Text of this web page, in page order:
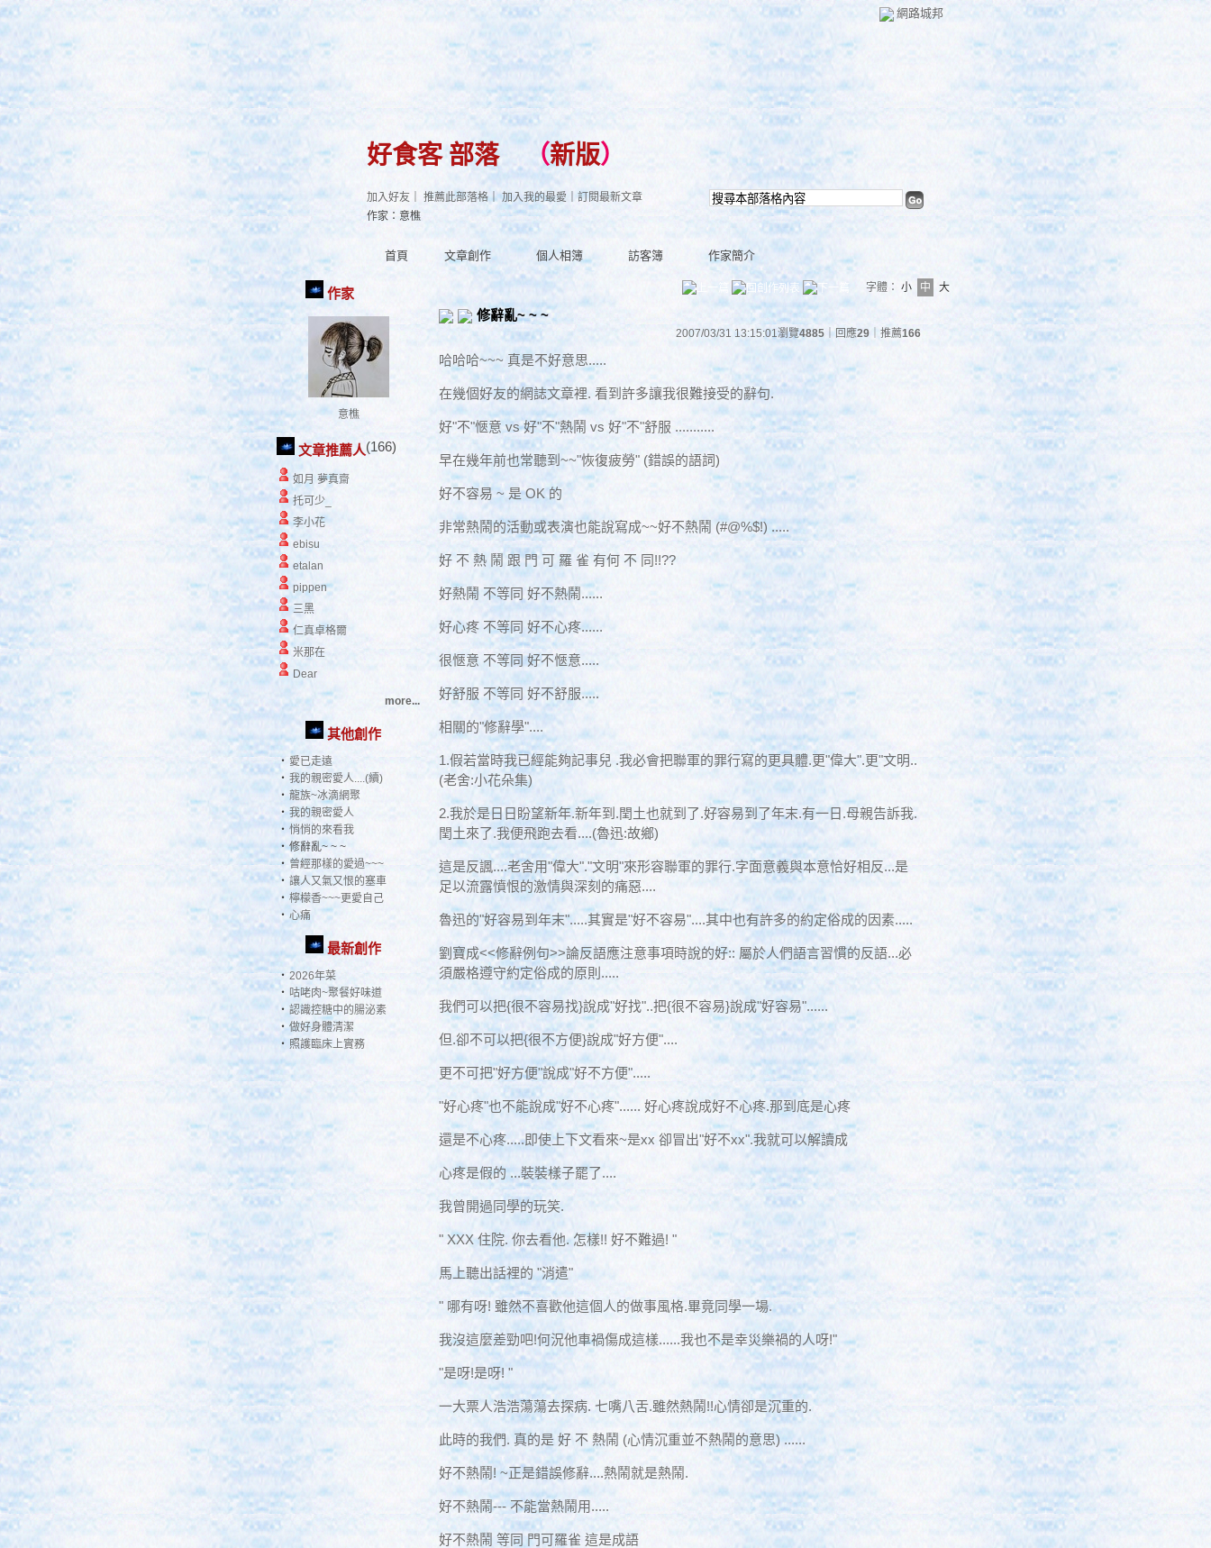
網路城邦
好食客 部落（新版）
首頁 文章創作 個人相簿 訪客簿 作家簡介
加入好友 推薦此部落格｜加入我的最愛 ｜訂閱最新文章
作家：意樵
作家
意樵
文章推薦人(166)
如月 夢真齋
托可少_
李小花
ebisu
etalan
pippen
三黑
仁真卓格爾
米那在
Dear
more...
其他創作
‧ 愛已走遠
‧ 我的親密愛人....(續)
‧ 龍族~冰滴網聚
‧我的親密愛人
‧ 悄悄的來看我
‧修辭亂~ ~ ~
‧ 曾經那樣的愛過~~~
‧ 讓人又氣又恨的塞車
‧ 檸檬香~~~更愛自己
‧ 心痛
最新創作
‧ 2026年菜
‧ 咕咾肉~聚餐好味道
‧ 認識控糖中的腸泌素
‧做好身體清潔
‧ 照護臨床上實務
字體： 小 中 大
修辭亂~ ~ ~
2007/03/31 13:15:01瀏覽4885 ｜回應29 ｜推薦166
哈哈哈~~~ 真是不好意思.....
在幾個好友的網誌文章裡. 看到許多讓我很難接受的辭句.
好"不"愜意 vs 好"不"熱鬧 vs 好"不"舒服 ...........
早在幾年前也常聽到~~"恢復疲勞" (錯誤的語詞)
好不容易 ~ 是 OK 的
非常熱鬧的活動或表演也能說寫成~~好不熱鬧 (#@%$!) .....
好 不 熱 鬧 跟 門 可 羅 雀 有何 不 同!!??
好熱鬧 不等同 好不熱鬧......
好心疼 不等同 好不心疼......
很愜意 不等同 好不愜意.....
好舒服 不等同 好不舒服.....
相關的"修辭學"....
1.假若當時我已經能夠記事兒 .我必會把聯軍的罪行寫的更具體.更"偉大".更"文明..
(老舍:小花朵集)
2.我於是日日盼望新年.新年到.閏土也就到了.好容易到了年末.有一日.母親告訴我.
閏土來了.我便飛跑去看....(魯迅:故鄉)
這是反諷....老舍用"偉大"."文明"來形容聯軍的罪行.字面意義與本意恰好相反...是
足以流露憤恨的激情與深刻的痛惡....
魯迅的"好容易到年末".....其實是"好不容易"....其中也有許多的約定俗成的因素.....
劉寶成<<修辭例句>>論反語應注意事項時說的好:: 屬於人們語言習慣的反語...必
須嚴格遵守約定俗成的原則.....
我們可以把{很不容易找}說成"好找"..把{很不容易}說成"好容易"......
但.卻不可以把{很不方便}說成"好方便"....
更不可把"好方便"說成"好不方便".....
"好心疼"也不能說成"好不心疼"...... 好心疼說成好不心疼.那到底是心疼
還是不心疼.....即使上下文看來~是xx 卻冒出"好不xx".我就可以解讀成
心疼是假的 ...裝裝樣子罷了....
我曾開過同學的玩笑.
" XXX 住院. 你去看他. 怎樣!! 好不難過! "
馬上聽出話裡的 "消遣"
" 哪有呀! 雖然不喜歡他這個人的做事風格.畢竟同學一場.
我沒這麼差勁吧!何況他車禍傷成這樣......我也不是幸災樂禍的人呀!"
"是呀!是呀! "
一大票人浩浩蕩蕩去探病. 七嘴八舌.雖然熱鬧!!心情卻是沉重的.
此時的我們. 真的是 好 不 熱鬧 (心情沉重並不熱鬧的意思) ......
好不熱鬧! ~正是錯誤修辭....熱鬧就是熱鬧.
好不熱鬧--- 不能當熱鬧用.....
好不熱鬧 等同 門可羅雀 這是成語